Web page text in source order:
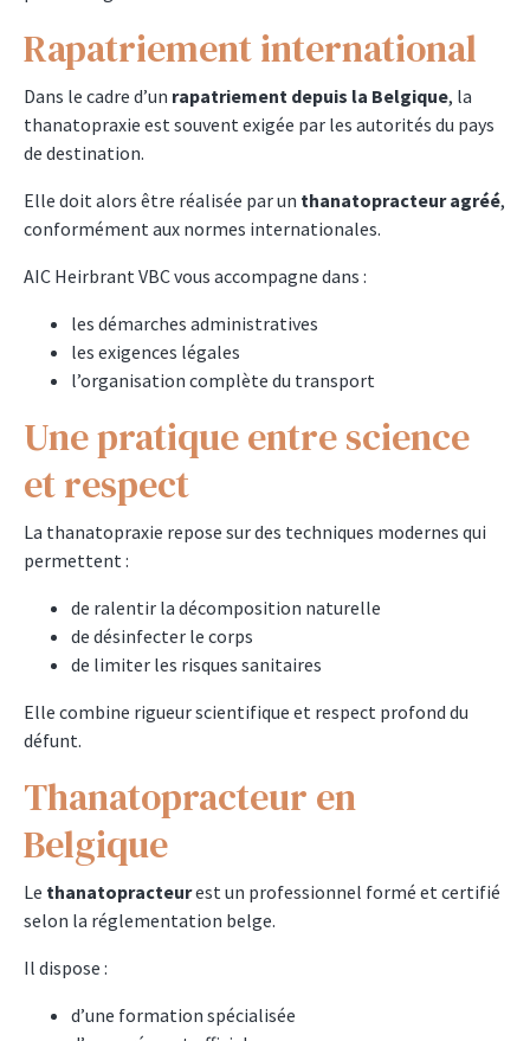
Rapatriement international
Dans le cadre d’un rapatriement depuis la Belgique, la
thanatopraxie est souvent exigée par les autorités du pays
de destination.
Elle doit alors être réalisée par un thanatopracteur agréé,
conformément aux normes internationales.
AIC Heirbrant VBC vous accompagne dans :
les démarches administratives
les exigences légales
l’organisation complète du transport
Une pratique entre science
et respect
La thanatopraxie repose sur des techniques modernes qui
permettent :
de ralentir la décomposition naturelle
de désinfecter le corps
de limiter les risques sanitaires
Elle combine rigueur scientifique et respect profond du
défunt.
Thanatopracteur en
Belgique
Le thanatopracteurest un professionnel formé et certifié
selon la réglementation belge.
Il dispose :
d’une formation spécialisée